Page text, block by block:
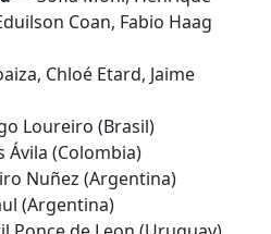
Coan, Fabio Haag
Chloé Etard, Jaime
Loureiro (Brasil)
(Colombia)
Nuñez (Argentina)
(Argentina)